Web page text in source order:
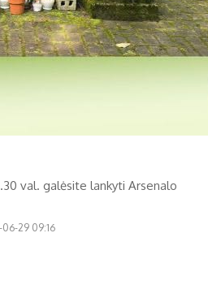
val. galėsite lankyti Arsenalo
29 09:16